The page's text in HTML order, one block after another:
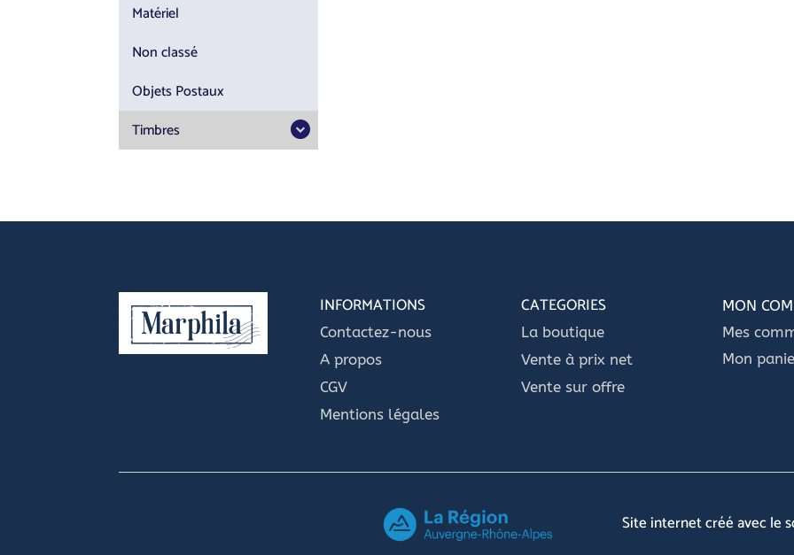
Matériel
Non classé
Objets Postaux
Timbres
INFORMATIONS
Contactez-nous
A propos
CGV
Mentions légales
CATEGORIES
La boutique
Vente à prix net
Vente sur offre
MON
Mes
Mon
Site internet créé avec le